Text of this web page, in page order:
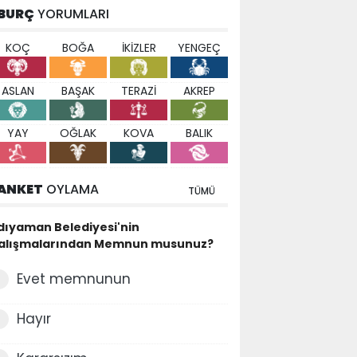
YORUMLARI
KOÇ BOĞA İKİZLER YENGEÇ
ASLAN BAŞAK TERAZİ AKREP
YAY OĞLAK KOVA BALIK
OYLAMA TÜMÜ
Belediyesi'nin
Memnun musunuz?
Evet memnunun
Hayır